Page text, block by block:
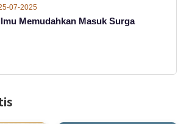
07-2025
Memudahkan Masuk Surga